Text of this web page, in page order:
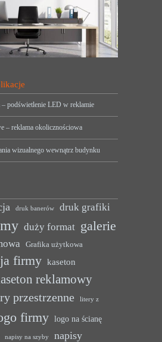
– podświetlenie LED w reklamie
– reklama okolicznościowa
wizualnego wewnątrz budynku
druk banerów druk grafiki
duży format galerie
Grafika użytkowa
firmy kaseton
reklamowy
przestrzenne litery z
firmy logo na ścianę
napisy na szyby
napisy